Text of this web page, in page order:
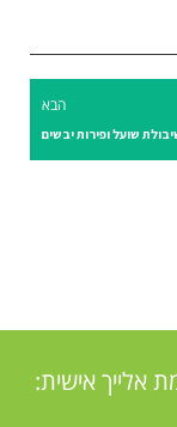
הבא
אלייך אישית: